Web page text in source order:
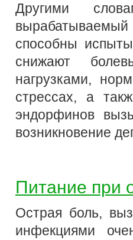
Другими
способны
снижают
нагрузками,
стрессах, а
эндорфинов
возникновение
Питание при
Острая боль,
инфекциями